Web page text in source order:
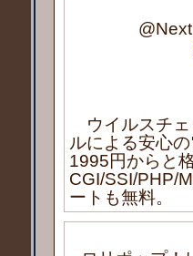
ウイルスチェ
ルによる安心
1995円からと
CGI/SSI/PHP/
ートも無料。